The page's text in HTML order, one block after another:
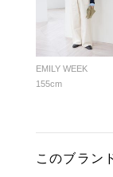
EMILY WEEK
155cm
このブラン